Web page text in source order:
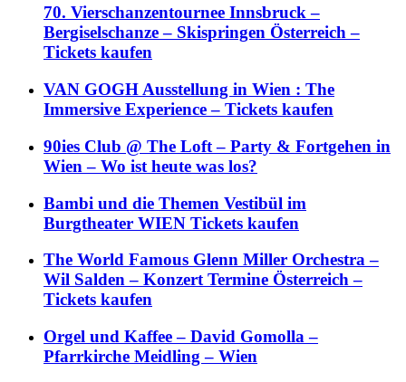
70. Vierschanzentournee Innsbruck –
Bergiselschanze – Skispringen Österreich –
Tickets kaufen
VAN GOGH Ausstellung in Wien : The
Immersive Experience – Tickets kaufen
90ies Club @ The Loft – Party & Fortgehen in
Wien – Wo ist heute was los?
Bambi und die Themen Vestibül im
Burgtheater WIEN Tickets kaufen
The World Famous Glenn Miller Orchestra –
Wil Salden – Konzert Termine Österreich –
Tickets kaufen
Orgel und Kaffee – David Gomolla –
Pfarrkirche Meidling – Wien